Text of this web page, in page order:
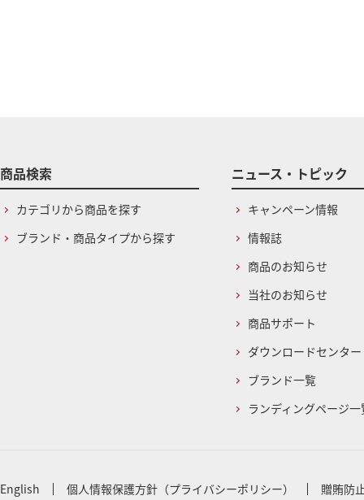
商品検索
カテゴリから商品を探す
ブランド・商品タイプから探す
ニュース・トピック
キャンペーン情報
情報誌
商品のお知らせ
当社のお知らせ
商品サポート
ダウンロードセンター
ブランド一覧
ランディングページ一
English 個人情報保護方針（プライバシーポリシー） 贈賄防